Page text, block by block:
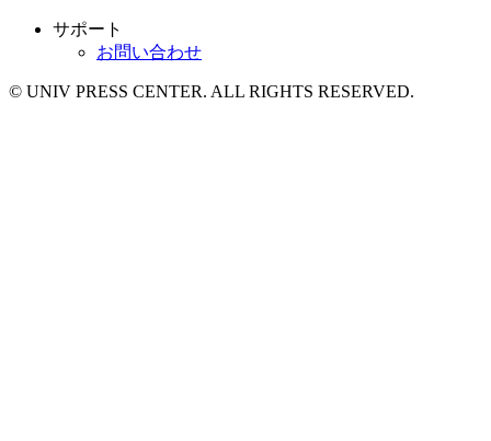
サポート
お問い合わせ
© UNIV PRESS CENTER. ALL RIGHTS RESERVED.